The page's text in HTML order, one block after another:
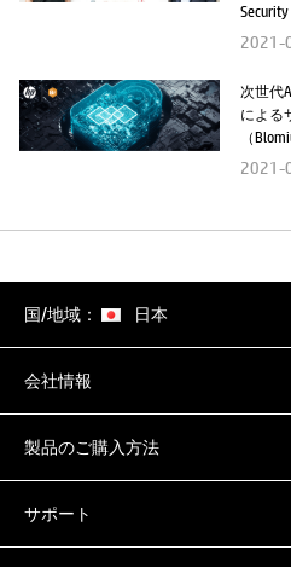
2021-
次世代
による
（
2021-
国/地域： 日本
会社情報
製品のご購入方法
サポート